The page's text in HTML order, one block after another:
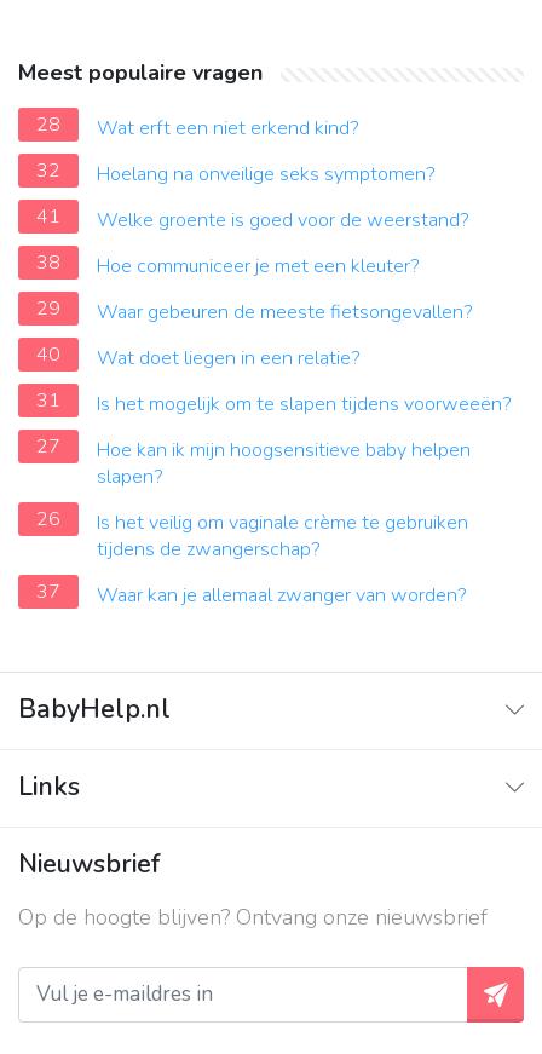
Meest populaire vragen
28
Wat erft een niet erkend kind?
32
Hoelang na onveilige seks symptomen?
41
Welke groente is goed voor de weerstand?
38
Hoe communiceer je met een kleuter?
29
Waar gebeuren de meeste fietsongevallen?
40
Wat doet liegen in een relatie?
31
Is het mogelijk om te slapen tijdens voorweeën?
27
Hoe kan ik mijn hoogsensitieve baby helpen
slapen?
26
Is het veilig om vaginale crème te gebruiken
tijdens de zwangerschap?
37
Waar kan je allemaal zwanger van worden?
BabyHelp.nl
Vraag & Antwoord
Links
Contact
Over ons
Privacy beleid
Nieuwsbrief
Op de hoogte blijven? Ontvang onze nieuwsbrief